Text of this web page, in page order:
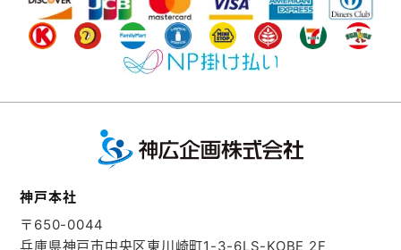
神戸本社
〒650-0044
兵庫県神戸市中央区東川崎町1-3-6LS-KOBE 2F